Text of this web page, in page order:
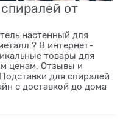
от
настенный для
? В интернет-
товары для
ценам. Отзывы и
для спиралей
с доставкой до дома